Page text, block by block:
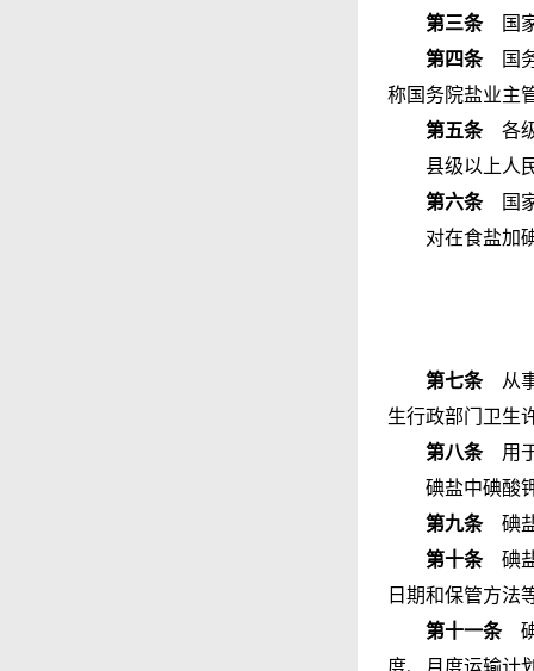
第三条国家
第四条国务
称国务院盐业主
第五条各级
县级以上人
第六条国家
对在食盐加
第七条从事
生行政部门卫生
第八条用于
碘盐中碘酸
第九条碘盐
第十条碘盐
日期和保管方法
第十一条碘
度、月度运输计